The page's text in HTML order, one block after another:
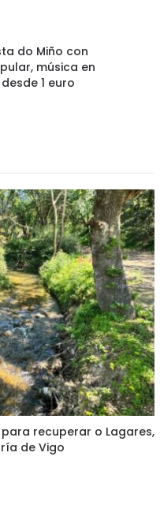
do Miño con
música en
1 euro
recuperar o Lagares,
de Vigo